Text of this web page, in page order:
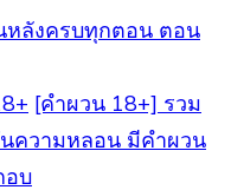
หลังครบทุกตอน ตอน
[คําผวน 18+] รวม
นความหลอน มีคำผวน
อบ